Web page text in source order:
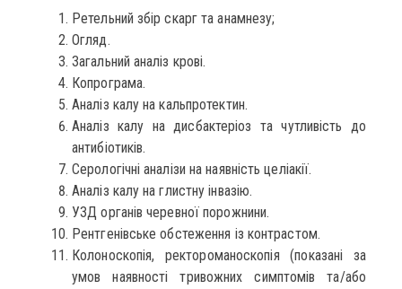
Ретельний збір скарг та анамнезу;
Огляд.
Загальний аналіз крові.
Копрограма.
Аналіз калу на кальпротектин.
Аналіз калу на дисбактеріоз та чутливість до
антибіотиків.
Серологічні аналізи на наявність целіакії.
Аналіз калу на глистну інвазію.
УЗД органів черевної порожнини.
Рентгенівське обстеження із контрастом.
Колоноскопія, ректороманоскопія (показані за
умов наявності тривожних симптомів та/або